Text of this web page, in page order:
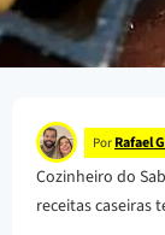
Por Rafael
Cozinheiro do
receitas caseiras